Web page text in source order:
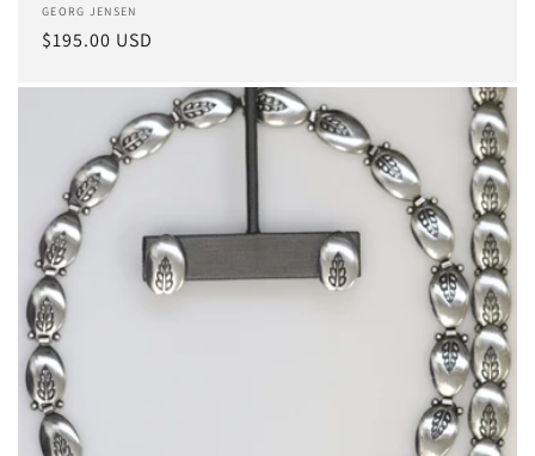
Anbieter:
GEORG JENSEN
Normaler
$195.00 USD